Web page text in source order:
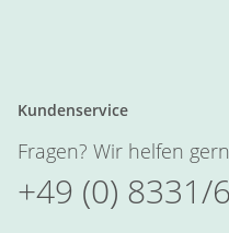
Kundenservice
Fragen? Wir helfen
+49 (0) 8331/